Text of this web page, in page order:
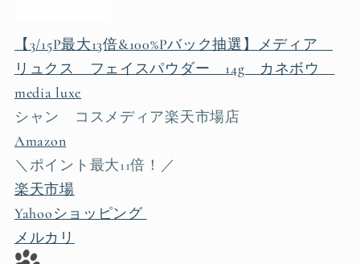
【3/15P最大13倍&100%Pバック抽選】メディア
リュクス フェイスパウダー 14g カネボウ
media luxe
シャン コスメディア楽天市場店
Amazon
＼ポイント最大11倍！／
楽天市場
Yahooショッピング
メルカリ